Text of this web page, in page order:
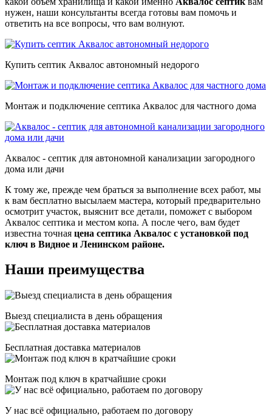
нужен, наши консультанты всегда готовы вам помочь и
ответить на все вопросы, что вам волнуют.
Купить септик Аквалос автономный недорого
Монтаж и подключение септика Аквалос для частного дома
Аквалос - септик для автономной канализации загородного
дома или дачи
К тому же, прежде чем браться за выполнение всех работ, мы
к вам бесплатно высылаем мастера, который предварительно
осмотрит участок, выяснит все детали, поможет с выбором
Аквалос септика и местом копа. А после чего, вам будет
известна точная цена септика Аквалос с установкой под
ключ в Видное и Ленинском районе.
Наши преимущества
Выезд специалиста в день обращения
Бесплатная доставка материалов
Монтаж под ключ в кратчайшие сроки
У нас всё официально, работаем по договору